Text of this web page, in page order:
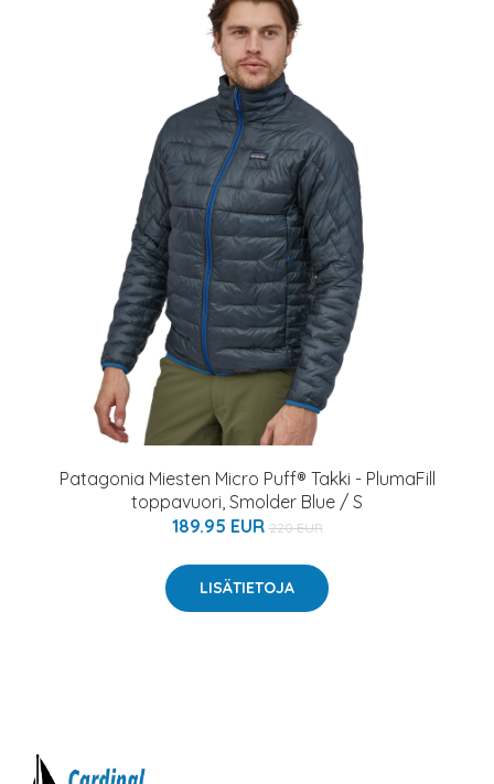
Patagonia Miesten Micro Puff® Takki - PlumaFill
toppavuori, Smolder Blue / S
189.95 EUR 220 EUR
LISÄTIETOJA